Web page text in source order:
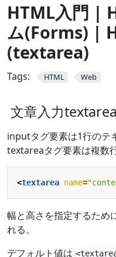
HTML入門 |
ム(Forms) |
(textarea)
Tags: HTML Web
文章入力
inputタグ要素は1行のテ
textareaタグ要素は複数
<textarea name=
幅と高さを指定するため
れる。
デフォルト値は